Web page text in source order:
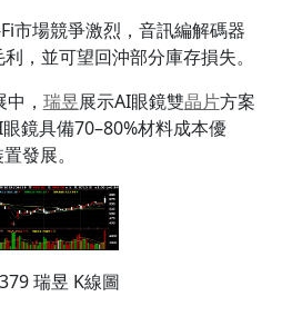
市場競爭激烈，音訊編解碼器
，並可望回沖部分庫存損失。
， 瑞昱展示AI眼鏡雙晶片方案
鏡具備70–80%材料成本優
發展。
瑞昱 K線圖